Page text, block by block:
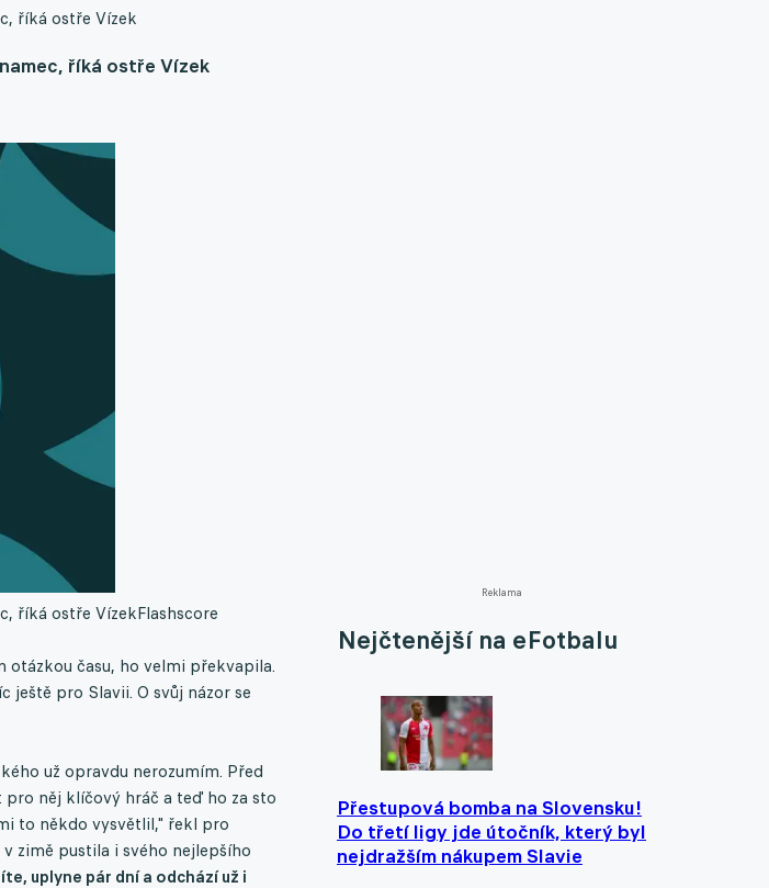
Reklama
Nejčtenější na eFotbalu
Přestupová bomba na Slovensku!
Do třetí ligy jde útočník, který byl
nejdražším nákupem Slavie
říká ostře Vízek
říká ostře Vízek
říká ostře VízekFlashscore
otázkou času, ho velmi překvapila.
pro Slavii. O svůj názor se
už opravdu nerozumím. Před
něj klíčový hráč a teď ho za sto
to někdo vysvětlil," řekl pro
zimě pustila i svého nejlepšího
uplyne pár dní a odchází už i